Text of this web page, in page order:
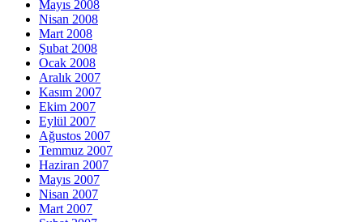
Mayıs 2008
Nisan 2008
Mart 2008
Şubat 2008
Ocak 2008
Aralık 2007
Kasım 2007
Ekim 2007
Eylül 2007
Ağustos 2007
Temmuz 2007
Haziran 2007
Mayıs 2007
Nisan 2007
Mart 2007